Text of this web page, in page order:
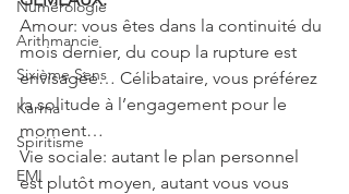
Numérologie
Arithmancie
Sixième Sens
Karma
Spiritisme
EMI
Amour: vous êtes dans la continuité du
mois dernier, du coup la rupture est
envisagée… Célibataire, vous préférez
la solitude à l’engagement pour le
moment…
Vie sociale: autant le plan personnel
est plutôt moyen, autant vous vous